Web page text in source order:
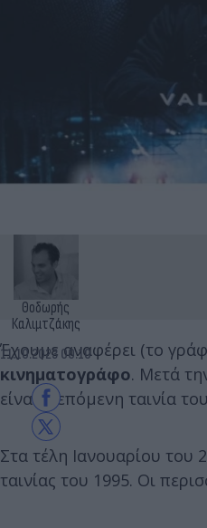
Θοδωρής
Καλιμτζάκης
11.10.2023 00:10
Έχουμε αναφέρει (το
κινηματογράφο. Μετά
είναι η επόμενη ταινία
Στα τέλη Ιανουαρίου του
ταινίας του 1995. Οι